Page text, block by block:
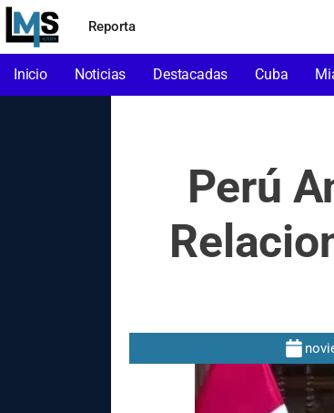
Reporta
Inicio Noticias Destacadas Cuba
Perú